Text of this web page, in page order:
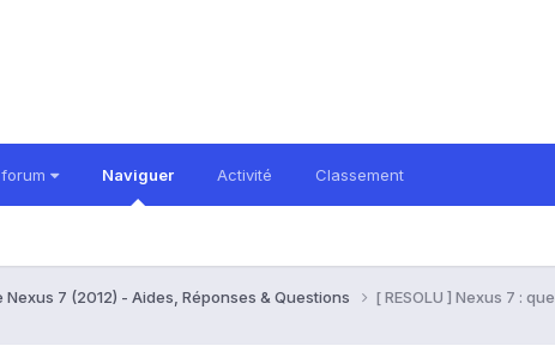
Naviguer Activité Classement
Nexus 7 (2012) - Aides, Réponses & Questions [ RESOLU ] Nexus 7 :